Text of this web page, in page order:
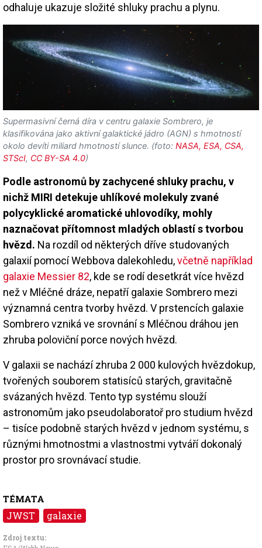
odhaluje ukazuje složité shluky prachu a plynu.
Supermasivní černá díra v centru galaxie Sombrero, je
klasifikována jako aktivní galaktické jádro (AGN) s hmotností
okolo devíti miliard hmotností slunce. (foto: NASA, ESA, CSA,
STScI, CC BY-SA 4.0)
Podle astronomů by zachycené shluky prachu, v
nichž MIRI detekuje uhlíkové molekuly zvané
polycyklické aromatické uhlovodíky, mohly
naznačovat přítomnost mladých oblastí s tvorbou
hvězd. Na rozdíl od některých dříve studovaných
galaxií pomocí Webbova dalekohledu,včetně například
galaxie Messier 82, kde se rodí desetkrát více hvězd
než v Mléčné dráze, nepatří galaxie Sombrero mezi
významná centra tvorby hvězd. V prstencích galaxie
Sombrero vzniká ve srovnání s Mléčnou dráhou jen
zhruba poloviční porce nových hvězd.
V galaxii se nachází zhruba 2 000 kulových hvězdokup,
tvořených souborem statisíců starých, gravitačně
svázaných hvězd. Tento typ systému slouží
astronomům jako pseudolaboratoř pro studium hvězd
– tisíce podobně starých hvězd v jednom systému, s
různými hmotnostmi a vlastnostmi vytváří dokonalý
prostor pro srovnávací studie.
TÉMATA
JWST galaxie
Zdroj textu: